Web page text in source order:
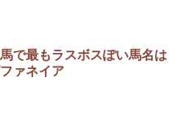
で最もラスボスぽい馬名は
ァネイア